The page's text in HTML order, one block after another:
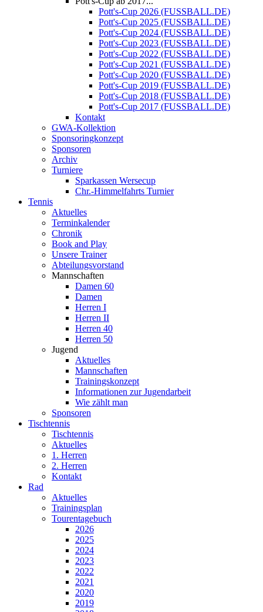
Pott's-Cup 2026 (FUSSBALL.DE)
Pott's-Cup 2025 (FUSSBALL.DE)
Pott's-Cup 2024 (FUSSBALL.DE)
Pott's-Cup 2023 (FUSSBALL.DE)
Pott's-Cup 2022 (FUSSBALL.DE)
Pott's-Cup 2021 (FUSSBALL.DE)
Pott's-Cup 2020 (FUSSBALL.DE)
Pott's-Cup 2019 (FUSSBALL.DE)
Pott's-Cup 2018 (FUSSBALL.DE)
Pott's-Cup 2017 (FUSSBALL.DE)
Kontakt
GWA-Kollektion
Sponsoringkonzept
Sponsoren
Archiv
Turniere
Sparkassen Wersecup
Chr.-Himmelfahrts Turnier
Tennis
Aktuelles
Terminkalender
Chronik
Book and Play
Unsere Trainer
Abteilungsvorstand
Mannschaften
Damen 60
Damen
Herren I
Herren II
Herren 40
Herren 50
Jugend
Aktuelles
Mannschaften
Trainingskonzept
Informationen zur Jugendarbeit
Wie zählt man
Sponsoren
Tischtennis
Tischtennis
Aktuelles
1. Herren
2. Herren
Kontakt
Rad
Aktuelles
Trainingsplan
Tourentagebuch
2026
2025
2024
2023
2022
2021
2020
2019